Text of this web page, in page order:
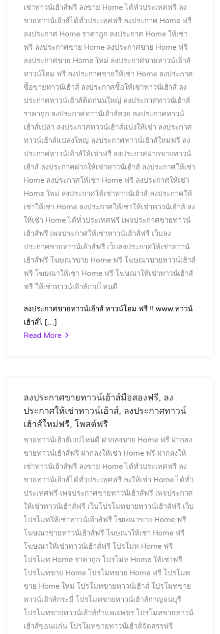
เช่าทาวน์เฮ้าส์ฟรี ลงขาย Home ได้ทั่วประเทศฟรี ลง
ขายทาวน์เฮ้าส์ได้ทั่วประเทศฟรี ลงประกาศ Home ฟรี
ลงประกาศ Home ราคาถูก ลงประกาศ Home ให้เช่า
ฟรี ลงประกาศขาย Home ลงประกาศขาย Home ฟรี
ลงประกาศขาย Home ใหม่ ลงประกาศขายทาวน์เฮ้าส์
ทาวน์โฮม ฟรี ลงประกาศขายให้เช่า Home ลงประกาศ
ซื้อขายทาวน์เฮ้าส์ ลงประกาศซื้อให้เช่าทาวน์เฮ้าส์ ลง
ประกาศทาวน์เฮ้าส์ติดถนนใหญ่ ลงประกาศทาวน์เฮ้าส์
ราคาถูก ลงประกาศทาวน์เฮ้าส์สวย ลงประกาศทาวน์
เฮ้าส์เปล่า ลงประกาศทาวน์เฮ้าส์แบ่งให้เช่า ลงประกาศ
ทาวน์เฮ้าส์แปลงใหญ่ ลงประกาศทาวน์เฮ้าส์ใหม่ฟรี ลง
ประกาศทาวน์เฮ้าส์ให้เช่าฟรี ลงประกาศฝากขายทาวน์
เฮ้าส์ ลงประกาศฝากให้เช่าทาวน์เฮ้าส์ ลงประกาศให้เช่า
Home ลงประกาศให้เช่า Home ฟรี ลงประกาศให้เช่า
Home ใหม่ ลงประกาศให้เช่าทาวน์เฮ้าส์ ลงประกาศให้
เช่าให้เช่า Home ลงประกาศให้เช่าให้เช่าทาวน์เฮ้าส์ ลง
ให้เช่า Home ได้ทั่วประเทศฟรี เพจประกาศขายทาวน์
เฮ้าส์ฟรี เพจประกาศให้เช่าทาวน์เฮ้าส์ฟรี เว็บลง
ประกาศขายทาวน์เฮ้าส์ฟรี เว็บลงประกาศให้เช่าทาวน์
เฮ้าส์ฟรี โฆษณาขาย Home ฟรี โฆษณาขายทาวน์เฮ้าส์
ฟรี โฆษณาให้เช่า Home ฟรี โฆษณาให้เช่าทาวน์เฮ้าส์
ฟรี ให้เช่าทาวน์เฮ้าส์เวปไหนดี
ลงประกาศขายทาวน์เฮ้าส์ ทาวน์โฮม ฟรี !! www.ทาวน์
เฮ้าส์ไ […]
Read More
ลงประกาศขายทาวน์เฮ้าส์มือสองฟรี, ลง
ประกาศให้เช่าทาวน์เฮ้าส์, ลงประกาศทาวน์
เฮ้าส์ใหม่ฟรี, โพสต์ฟรี
ขายทาวน์เฮ้าส์เวปไหนดี ฝากลงขาย Home ฟรี ฝากลง
ขายทาวน์เฮ้าส์ฟรี ฝากลงให้เช่า Home ฟรี ฝากลงให้
เช่าทาวน์เฮ้าส์ฟรี ลงขาย Home ได้ทั่วประเทศฟรี ลง
ขายทาวน์เฮ้าส์ได้ทั่วประเทศฟรี ลงให้เช่า Home ได้ทั่ว
ประเทศฟรี เพจประกาศขายทาวน์เฮ้าส์ฟรี เพจประกาศ
ให้เช่าทาวน์เฮ้าส์ฟรี เว็บโปรโมทขายทาวน์เฮ้าส์ฟรี เว็บ
โปรโมทให้เช่าทาวน์เฮ้าส์ฟรี โฆษณาขาย Home ฟรี
โฆษณาขายทาวน์เฮ้าส์ฟรี โฆษณาให้เช่า Home ฟรี
โฆษณาให้เช่าทาวน์เฮ้าส์ฟรี โปรโมท Home ฟรี
โปรโมท Home ราคาถูก โปรโมท Home ให้เช่าฟรี
โปรโมทขาย Home โปรโมทขาย Home ฟรี โปรโมท
ขาย Home ใหม่ โปรโมทขายทาวน์เฮ้าส์ โปรโมทขาย
ทาวน์เฮ้าส์กระบี่ โปรโมทขายทาวน์เฮ้าส์กาญจนบุรี
โปรโมทขายทาวน์เฮ้าส์กำแพงเพชร โปรโมทขายทาวน์
เฮ้าส์ขอนแก่น โปรโมทขายทาวน์เฮ้าส์จัดสรรฟรี